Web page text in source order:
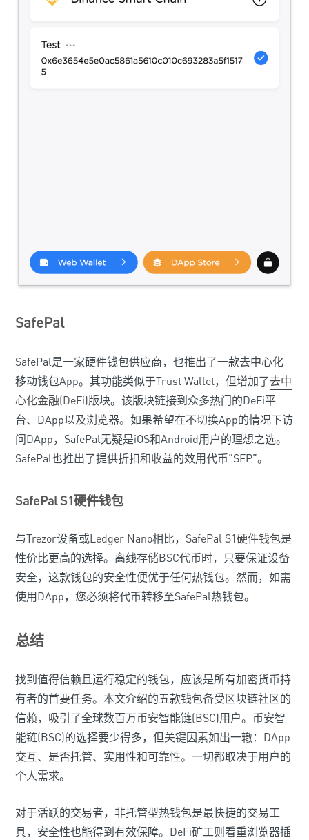
SafePal
SafePal是一家硬件钱包供应商，也推出了一款去中心化
移动钱包App。其功能类似于Trust Wallet，但增加了去中
心化金融(DeFi)版块。该版块链接到众多热门的DeFi平
台、DApp以及浏览器。如果希望在不切换App的情况下访
问DApp，SafePal无疑是iOS和Android用户的理想之选。
SafePal也推出了提供折扣和收益的效用代币“SFP”。
SafePal S1硬件钱包
与Trezor设备或Ledger Nano相比， SafePal S1硬件钱包是
性价比更高的选择。离线存储BSC代币时，只要保证设备
安全，这款钱包的安全性便优于任何热钱包。然而，如需
使用DApp，您必须将代币转移至SafePal热钱包。
总结
找到值得信赖且运行稳定的钱包，应该是所有加密货币持
有者的首要任务。本文介绍的五款钱包备受区块链社区的
信赖，吸引了全球数百万币安智能链(BSC)用户。币安智
能链(BSC)的选择要少得多，但关键因素如出一辙：DApp
交互、是否托管、实用性和可靠性。一切都取决于用户的
个人需求。
对于活跃的交易者，非托管型热钱包是最快捷的交易工
具，安全性也能得到有效保障。DeFi矿工则看重浏览器插